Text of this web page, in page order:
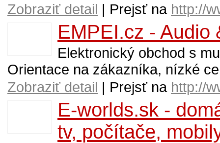
Zobraziť detail | Prejsť na http://
EMPEI.cz - Audio
Elektronický obchod s
Orientace na zákazníka, nízké
Zobraziť detail | Prejsť na http://
E-worlds.sk -
tv, počítače,